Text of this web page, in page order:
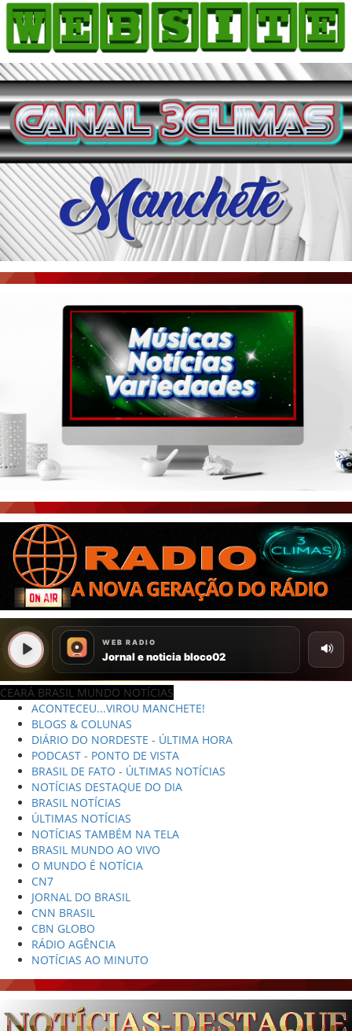
CEARÁ BRASIL MUNDO NOTÍCIAS
ACONTECEU...VIROU MANCHETE!
BLOGS & COLUNAS
DIÁRIO DO NORDESTE - ÚLTIMA HORA
PODCAST - PONTO DE VISTA
BRASIL DE FATO - ÚLTIMAS NOTÍCIAS
NOTÍCIAS DESTAQUE DO DIA
BRASIL NOTÍCIAS
ÚLTIMAS NOTÍCIAS
NOTÍCIAS TAMBÉM NA TELA
BRASIL MUNDO AO VIVO
O MUNDO É NOTÍCIA
CN7
JORNAL DO BRASIL
CNN BRASIL
CBN GLOBO
RÁDIO AGÊNCIA
NOTÍCIAS AO MINUTO